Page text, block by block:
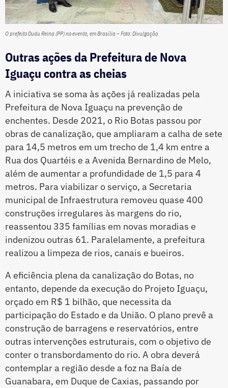
O prefeito Dudu Reina (PP) no evento, em Brasília – Foto: Divulgação
Outras ações da Prefeitura de Nova
Iguaçu contra as cheias
A iniciativa se soma às ações já realizadas pela
Prefeitura de Nova Iguaçu na prevenção de
enchentes. Desde 2021, o Rio Botas passou por
obras de canalização, que ampliaram a calha de sete
para 14,5 metros em um trecho de 1,4 km entre a
Rua dos Quartéis e a Avenida Bernardino de Melo,
além de aumentar a profundidade de 1,5 para 4
metros. Para viabilizar o serviço, a Secretaria
municipal de Infraestrutura removeu quase 400
construções irregulares às margens do rio,
reassentou 335 famílias em novas moradias e
indenizou outras 61. Paralelamente, a prefeitura
realizou a limpeza de rios, canais e bueiros.
A eficiência plena da canalização do Botas, no
entanto, depende da execução do Projeto Iguaçu,
orçado em R$ 1 bilhão, que necessita da
participação do Estado e da União. O plano prevê a
construção de barragens e reservatórios, entre
outras intervenções estruturais, com o objetivo de
conter o transbordamento do rio. A obra deverá
contemplar a região desde a foz na Baía de
Guanabara, em Duque de Caxias, passando por